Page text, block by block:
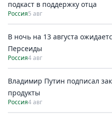
подкаст в поддержку отца
Россия5 авг
В ночь на 13 августа
Персеиды
Россия4 авг
Владимир Путин подписал
продукты
Россия4 авг